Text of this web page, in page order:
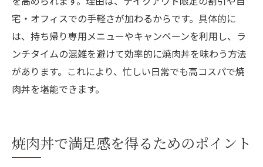
宅・オフィスでの手軽さが加わるからです。具体的に
は、持ち帰り専用メニューやキャンペーンを利用し、ラ
ンチタイムの混雑を避けて効率的に焼肉丼を味わう方法
があります。これにより、忙しい日常でも高コスパで焼
肉丼を堪能できます。
焼肉丼で満足感を得るためのポイント